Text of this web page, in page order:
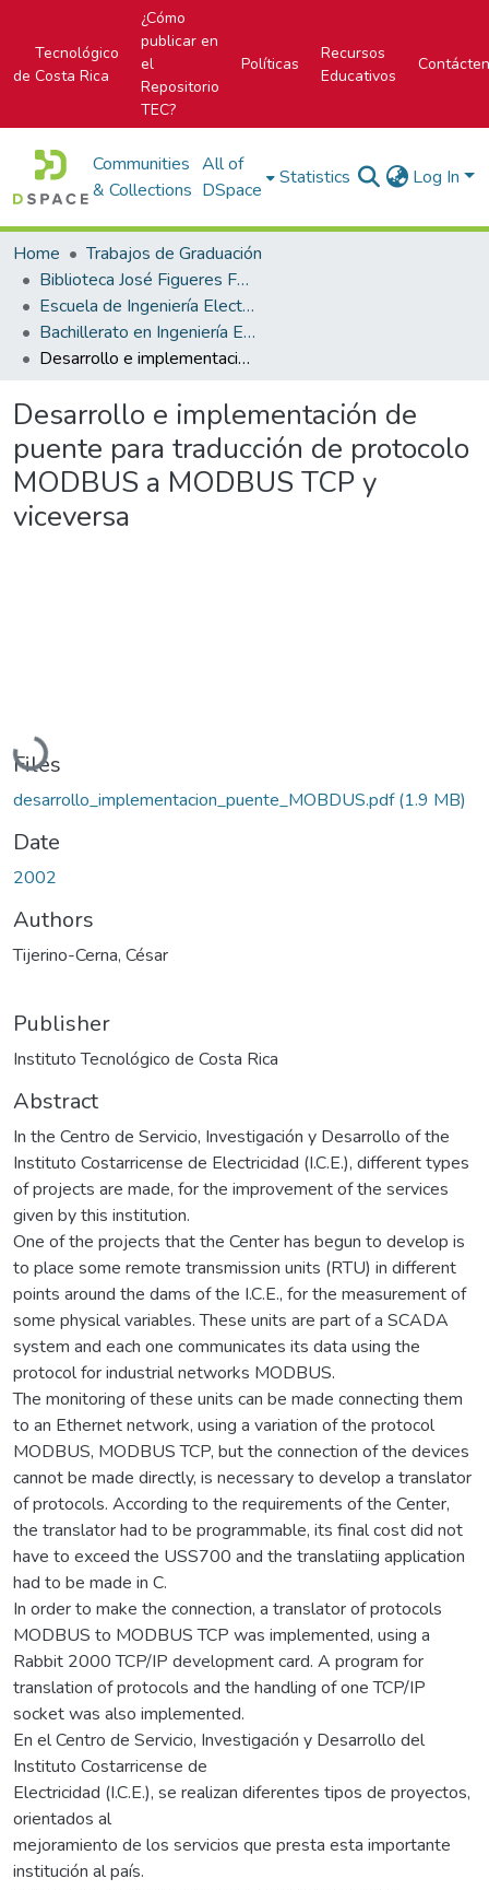
Tecnológico
de Costa Rica
¿Cómo
publicar en
el
Repositorio
TEC?
Políticas
Recursos
Educativos
Communities
& Collections
All of
DSpace
Statistics Log In
Home
Trabajos de Graduación
Biblioteca José Figueres Ferrer
Escuela de Ingeniería Electrónica
Bachillerato en Ingeniería Electrónica
Desarrollo e implementación de puente para traducción de protocolo MODBUS a MODBUS TCP y viceversa
Desarrollo e implementación de
puente para traducción de protocolo
MODBUS a MODBUS TCP y
viceversa
Loading...
Files
desarrollo_implementacion_puente_MOBDUS.pdf(1.9 MB)
Date
2002
Authors
Tijerino-Cerna, César
Publisher
Instituto Tecnológico de Costa Rica
Abstract
In the Centro de Servicio, Investigación y Desarrollo of the
Instituto Costarricense de Electricidad (I.C.E.), different types
of projects are made, for the improvement of the services
given by this institution.
One of the projects that the Center has begun to develop is
to place some remote transmission units (RTU) in different
points around the dams of the I.C.E., for the measurement of
some physical variables. These units are part of a SCADA
system and each one communicates its data using the
protocol for industrial networks MODBUS.
The monitoring of these units can be made connecting them
to an Ethernet network, using a variation of the protocol
MODBUS, MODBUS TCP, but the connection of the devices
cannot be made directly, is necessary to develop a translator
of protocols. According to the requirements of the Center,
the translator had to be programmable, its final cost did not
have to exceed the USS700 and the translatiing application
had to be made in C.
In order to make the connection, a translator of protocols
MODBUS to MODBUS TCP was implemented, using a
Rabbit 2000 TCP/IP development card. A program for
translation of protocols and the handling of one TCP/IP
socket was also implemented.
En el Centro de Servicio, Investigación y Desarrollo del
Instituto Costarricense de
Electricidad (I.C.E.), se realizan diferentes tipos de proyectos,
orientados al
mejoramiento de los servicios que presta esta importante
institución al país.